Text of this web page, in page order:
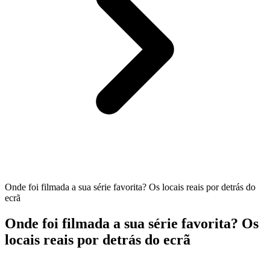
Onde foi filmada a sua série favorita? Os locais reais por detrás do
ecrã
Onde foi filmada a sua série favorita? Os
locais reais por detrás do ecrã